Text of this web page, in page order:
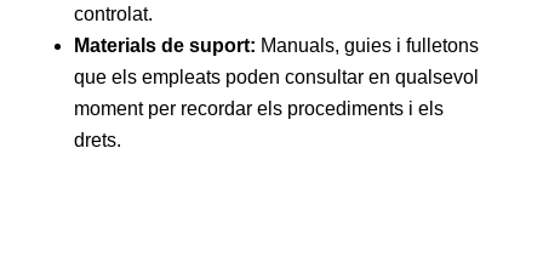
controlat.
Materials de suport: Manuals, guies i fulletons
que els empleats poden consultar en qualsevol
moment per recordar els procediments i els
drets.